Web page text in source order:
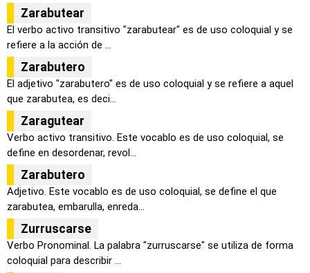
Zarabutear
El verbo activo transitivo "zarabutear" es de uso coloquial y se
refiere a la acción de ...
Zarabutero
El adjetivo "zarabutero" es de uso coloquial y se refiere a aquel
que zarabutea, es deci...
Zaragutear
Verbo activo transitivo. Este vocablo es de uso coloquial, se
define en desordenar, revol...
Zarabutero
Adjetivo. Este vocablo es de uso coloquial, se define el que
zarabutea, embarulla, enreda...
Zurruscarse
Verbo Pronominal. La palabra "zurruscarse" se utiliza de forma
coloquial para describir ...